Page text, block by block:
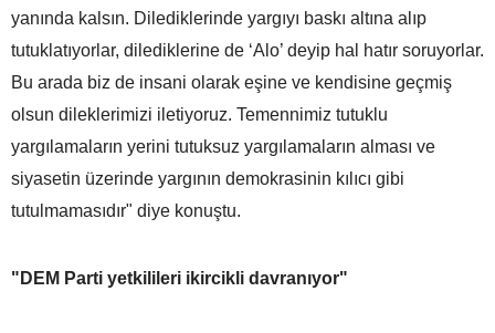
yanında kalsın. Dilediklerinde yargıyı baskı altına alıp
tutuklatıyorlar, dilediklerine de ‘Alo’ deyip hal hatır soruyorlar.
Bu arada biz de insani olarak eşine ve kendisine geçmiş
olsun dileklerimizi iletiyoruz. Temennimiz tutuklu
yargılamaların yerini tutuksuz yargılamaların alması ve
siyasetin üzerinde yargının demokrasinin kılıcı gibi
tutulmamasıdır" diye konuştu.
"DEM Parti yetkilileri ikircikli davranıyor"